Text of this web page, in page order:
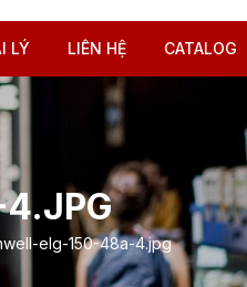
LÝ LIÊN HỆ CATALOG
elg-150-48a-4.jpg